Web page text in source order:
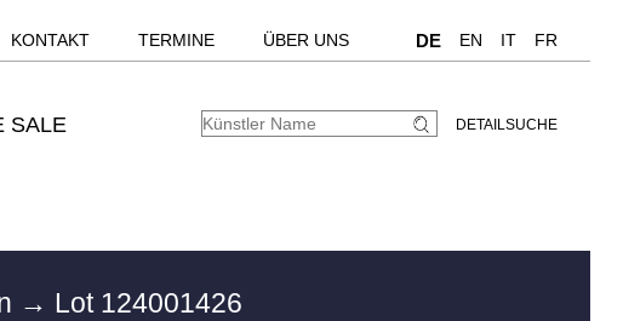
KONTAKT TERMINE ÜBER UNS DE EN IT FR
SALE DETAILSUCHE
→ Lot 124001426